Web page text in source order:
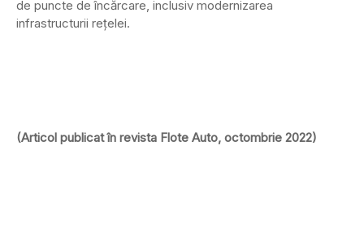
de puncte de încărcare, inclusiv modernizarea
infrastructurii rețelei.
(Articol publicat în revista Flote Auto, octombrie 2022)